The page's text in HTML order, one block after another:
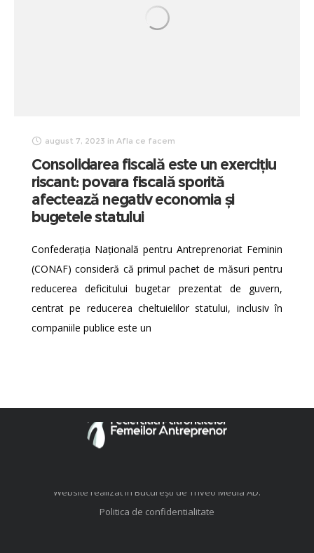
august 7, 2023 in Afla ce facem
Consolidarea fiscală este un exercițiu
riscant: povara fiscală sporită
afectează negativ economia și
bugetele statului
Confederația Națională pentru Antreprenoriat Feminin
(CONAF) consideră că primul pachet de măsuri pentru
reducerea deficitului bugetar prezentat de guvern,
centrat pe reducerea cheltuielilor statului, inclusiv în
companiile publice este un
Website realizat în București de Triveo Media AD.
Politica de confidentialitate